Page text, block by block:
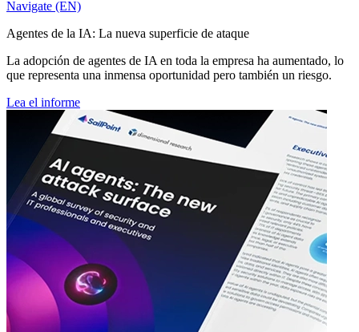
Navigate (EN)
Agentes de la IA: La nueva superficie de ataque
La adopción de agentes de IA en toda la empresa ha aumentado, lo
que representa una inmensa oportunidad pero también un riesgo.
Lea el informe